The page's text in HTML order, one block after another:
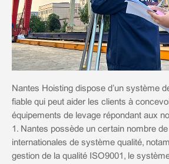
Nantes Hoisting dispose d’un système
fiable qui peut aider les clients à
équipements de levage répondant aux
1. Nantes possède un certain nombre
internationales de système qualité,
gestion de la qualité ISO9001, le